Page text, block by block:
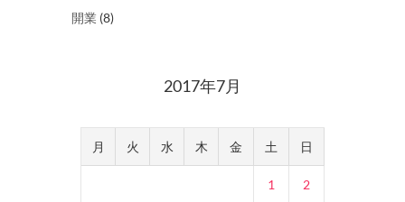
開業 (8)
2017年7月
月 火 水 木 金 土 日
1 2